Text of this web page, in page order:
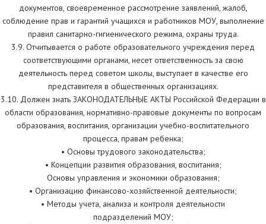
документов, своевременное рассмотрение заявлений, жалоб,
соблюдение прав и гарантий учащихся и работников МОУ, выполнение
правил санитарно-гигиенического режима, охраны труда.
3.9. Отчитывается о работе образовательного учреждения перед
соответствующими органами, несет ответственность за свою
деятельность перед советом школы, выступает в качестве его
представителя в общественных организациях.
3.10. Должен знать ЗАКОНОДАТЕЛЬНЫЕ АКТЫ Российской Федерации в
области образования, нормативно-правовые документы по вопросам
образования, воспитания, организации учебно-воспитательного
процесса, правам ребенка;
• Основы трудового законодательства;
• Концепции развития образования, воспитания;
Основы управления и экономики образования;
• Организацию финансово-хозяйственной деятельности;
• Методы учета, анализа и контроля деятельности
подразделений МОУ;